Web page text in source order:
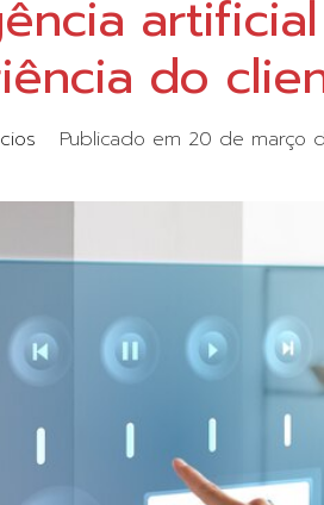
do
Publicado em 20 de março